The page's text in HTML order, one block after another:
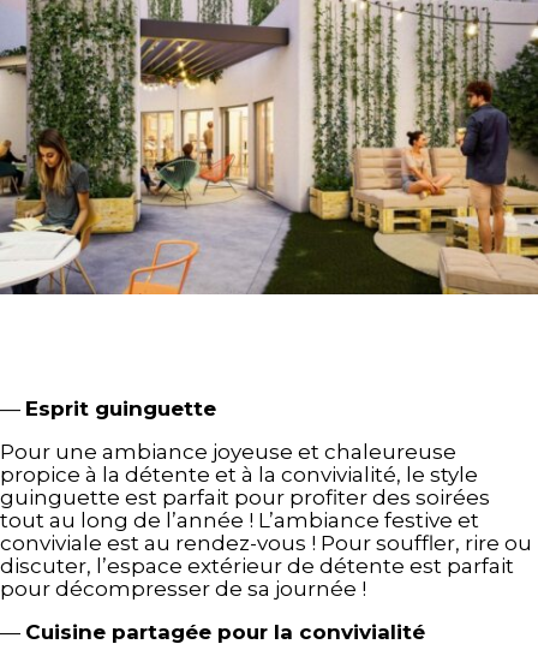
— Esprit guinguette
Pour une ambiance joyeuse et chaleureuse
propice à la détente et à la convivialité, le style
guinguette est parfait pour profiter des soirées
tout au long de l’année ! L’ambiance festive et
conviviale est au rendez-vous ! Pour souffler, rire ou
discuter, l’espace extérieur de détente est parfait
pour décompresser de sa journée !
— Cuisine partagée pour la convivialité